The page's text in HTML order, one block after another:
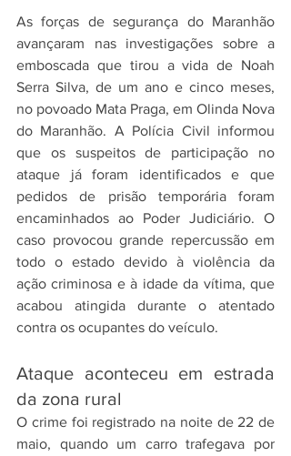
As forças de segurança do Maranhão
avançaram nas investigações sobre a
emboscada que tirou a vida de Noah
Serra Silva, de um ano e cinco meses,
no povoado Mata Praga, em Olinda Nova
do Maranhão. A Polícia Civil informou
que os suspeitos de participação no
ataque já foram identificados e que
pedidos de prisão temporária foram
encaminhados ao Poder Judiciário. O
caso provocou grande repercussão em
todo o estado devido à violência da
ação criminosa e à idade da vítima, que
acabou atingida durante o atentado
contra os ocupantes do veículo.
Ataque aconteceu em estrada
da zona rural
O crime foi registrado na noite de 22 de
maio, quando um carro trafegava por